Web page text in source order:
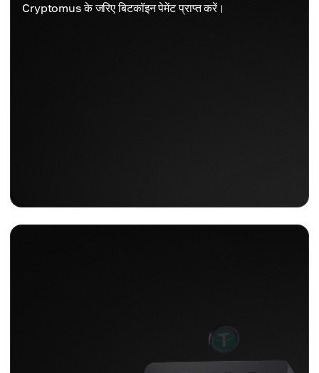
Cryptomus के जरिए बिटकॉइन पेमेंट प्राप्त करें।